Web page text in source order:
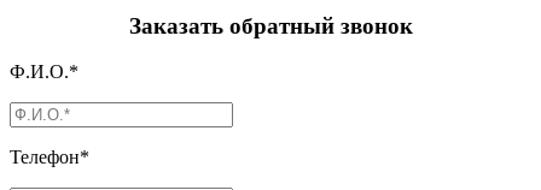
Заказать обратный звонок
Ф.И.О.*
Телефон*